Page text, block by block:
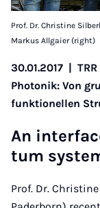
Prof. Dr. Christine
Markus Allgaier (right)
30.01.2017 |
Photonik: Von
funktionellen
An
tum
Prof. Dr.